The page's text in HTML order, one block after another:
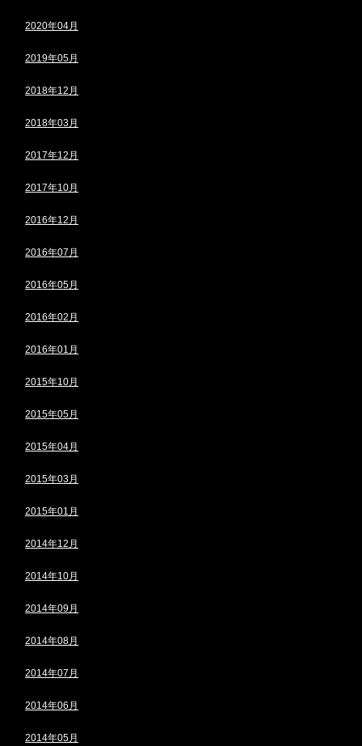
2020年04月
2019年05月
2018年12月
2018年03月
2017年12月
2017年10月
2016年12月
2016年07月
2016年05月
2016年02月
2016年01月
2015年10月
2015年05月
2015年04月
2015年03月
2015年01月
2014年12月
2014年10月
2014年09月
2014年08月
2014年07月
2014年06月
2014年05月